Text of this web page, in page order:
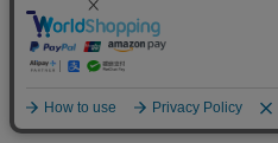
会社概要
利用規約
プライバシーステートメント